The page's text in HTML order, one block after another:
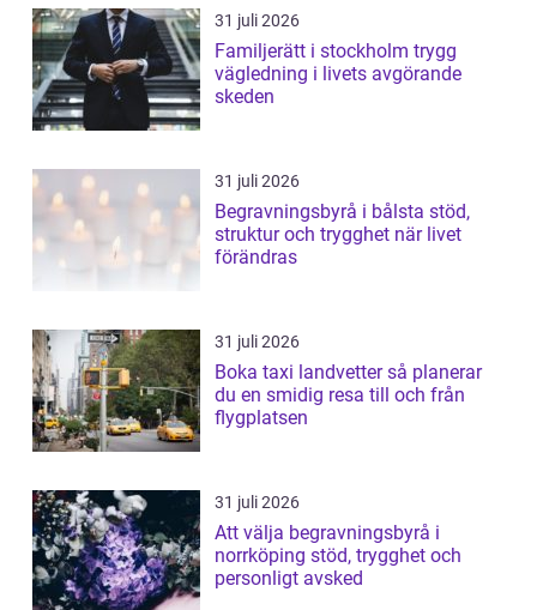
31 juli 2026
Familjerätt i stockholm trygg
vägledning i livets avgörande
skeden
31 juli 2026
Begravningsbyrå i bålsta stöd,
struktur och trygghet när livet
förändras
31 juli 2026
Boka taxi landvetter så planerar
du en smidig resa till och från
flygplatsen
31 juli 2026
Att välja begravningsbyrå i
norrköping stöd, trygghet och
personligt avsked